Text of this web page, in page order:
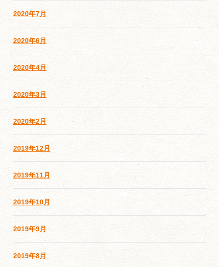
2020年7月
2020年6月
2020年4月
2020年3月
2020年2月
2019年12月
2019年11月
2019年10月
2019年9月
2019年8月